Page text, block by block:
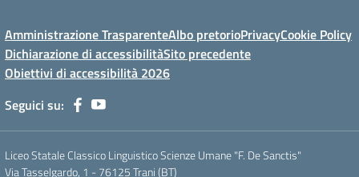
Amministrazione TrasparenteAlbo pretorioPrivacyCookie Policy
Dichiarazione di accessibilitàSito precedente
Obiettivi di accessibilità 2026
Seguici su:
Liceo Statale Classico Linguistico Scienze Umane "F. De Sanctis"
Via Tasselgardo, 1 - 76125 Trani (BT)